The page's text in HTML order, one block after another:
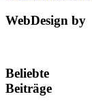
WebDesign by
Beliebte
Beiträge